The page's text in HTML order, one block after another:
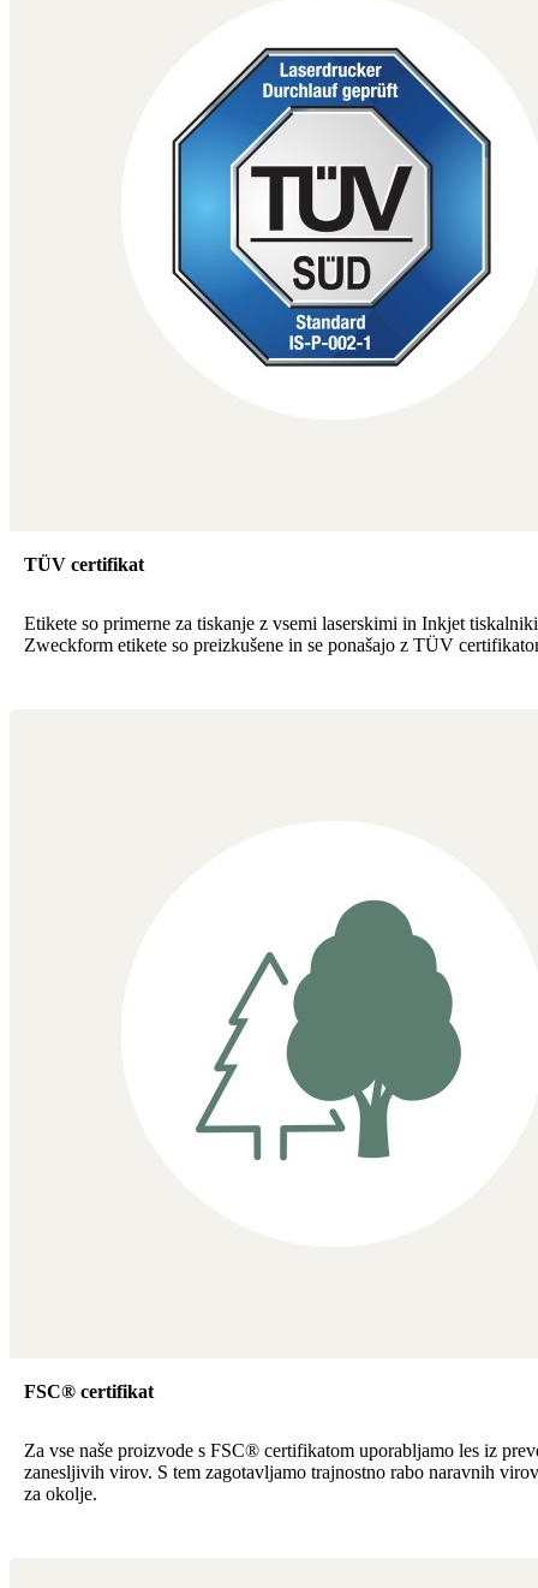
TÜV certifikat
Etikete so primerne za tiskanje z vsemi laserskimi in Inkjet
Zweckform etikete so preizkušene in se ponašajo z TÜV
FSC® certifikat
Za vse naše proizvode s FSC® certifikatom uporabljamo les iz
zanesljivih virov. S tem zagotavljamo trajnostno rabo naravnih
za okolje.